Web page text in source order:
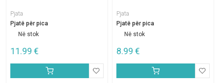
Pjata
Pjatë për pica
Në stok
11.99 €
Pjata
Pjatë për pica
Në stok
8.99 €